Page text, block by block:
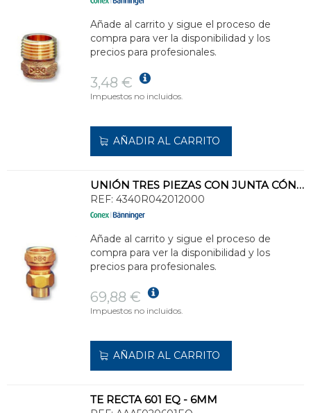
Añade al carrito y sigue el proceso de
compra para ver la disponibilidad y los
precios para profesionales.
3,48 €
Impuestos no incluidos.
AÑADIR AL CARRITO
UNIÓN TRES PIEZAS CON JUNTA CÓNICA (HEMBRA ROSCAR) HH 42-1.1/2
REF: 4340R042012000
Añade al carrito y sigue el proceso de
compra para ver la disponibilidad y los
precios para profesionales.
69,88 €
Impuestos no incluidos.
AÑADIR AL CARRITO
TE RECTA 601 EQ - 6MM